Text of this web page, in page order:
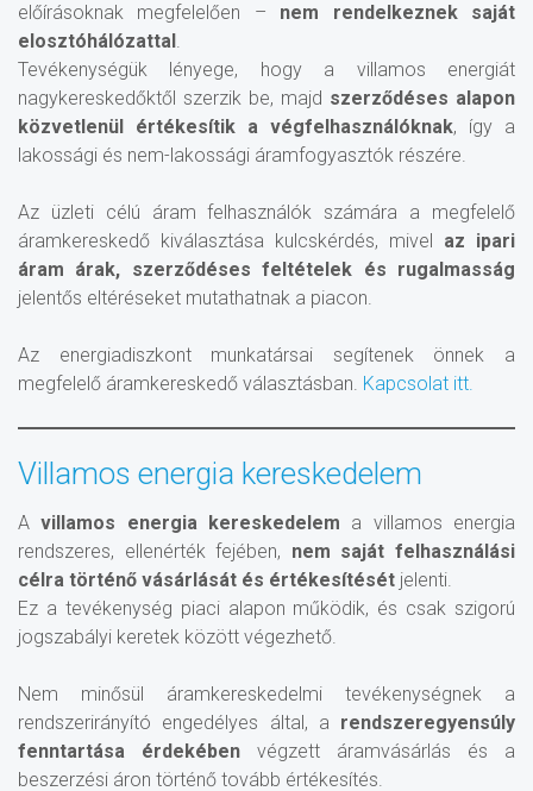
előírásoknak megfelelően – nem rendelkeznek saját
elosztóhálózattal.
Tevékenységük lényege, hogy a villamos energiát
nagykereskedőktől szerzik be, majd szerződéses alapon
közvetlenül értékesítik a végfelhasználóknak, így a
lakossági és nem-lakossági áramfogyasztók részére.
Az üzleti célú áram felhasználók számára a megfelelő
áramkereskedő kiválasztása kulcskérdés, mivel az ipari
áram árak, szerződéses feltételek és rugalmasság
jelentős eltéréseket mutathatnak a piacon.
Az energiadiszkont munkatársai segítenek önnek a
megfelelő áramkereskedő választásban. Kapcsolat itt.
Villamos energia kereskedelem
Avillamos energia kereskedelem a villamos energia
rendszeres, ellenérték fejében, nem saját felhasználási
célra történő vásárlását és értékesítését jelenti.
Ez a tevékenység piaci alapon működik, és csak szigorú
jogszabályi keretek között végezhető.
Nem minősül áramkereskedelmi tevékenységnek a
rendszerirányító engedélyes által, a rendszeregyensúly
fenntartása érdekében végzett áramvásárlás és a
beszerzési áron történő tovább értékesítés.